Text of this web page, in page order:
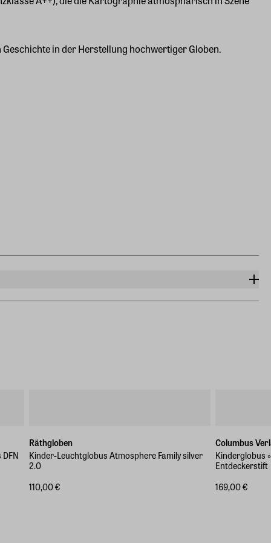
in der Herstellung hochwertiger Globen.
Räthgloben
Kinder-Leuchtglobus Atmosphere Family silver
2.0
110,00 €
Columbus
Kinderglobus
Entdeckerstift
169,00 €